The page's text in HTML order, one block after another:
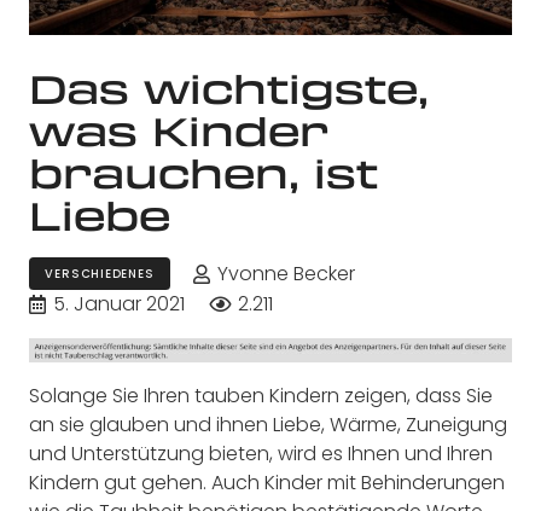
Das wichtigste,
was Kinder
brauchen, ist
Liebe
VERSCHIEDENES
Yvonne Becker
5. Januar 2021
2.211
Solange Sie Ihren tauben Kindern zeigen, dass Sie
an sie glauben und ihnen Liebe, Wärme, Zuneigung
und Unterstützung bieten, wird es Ihnen und Ihren
Kindern gut gehen. Auch Kinder mit Behinderungen